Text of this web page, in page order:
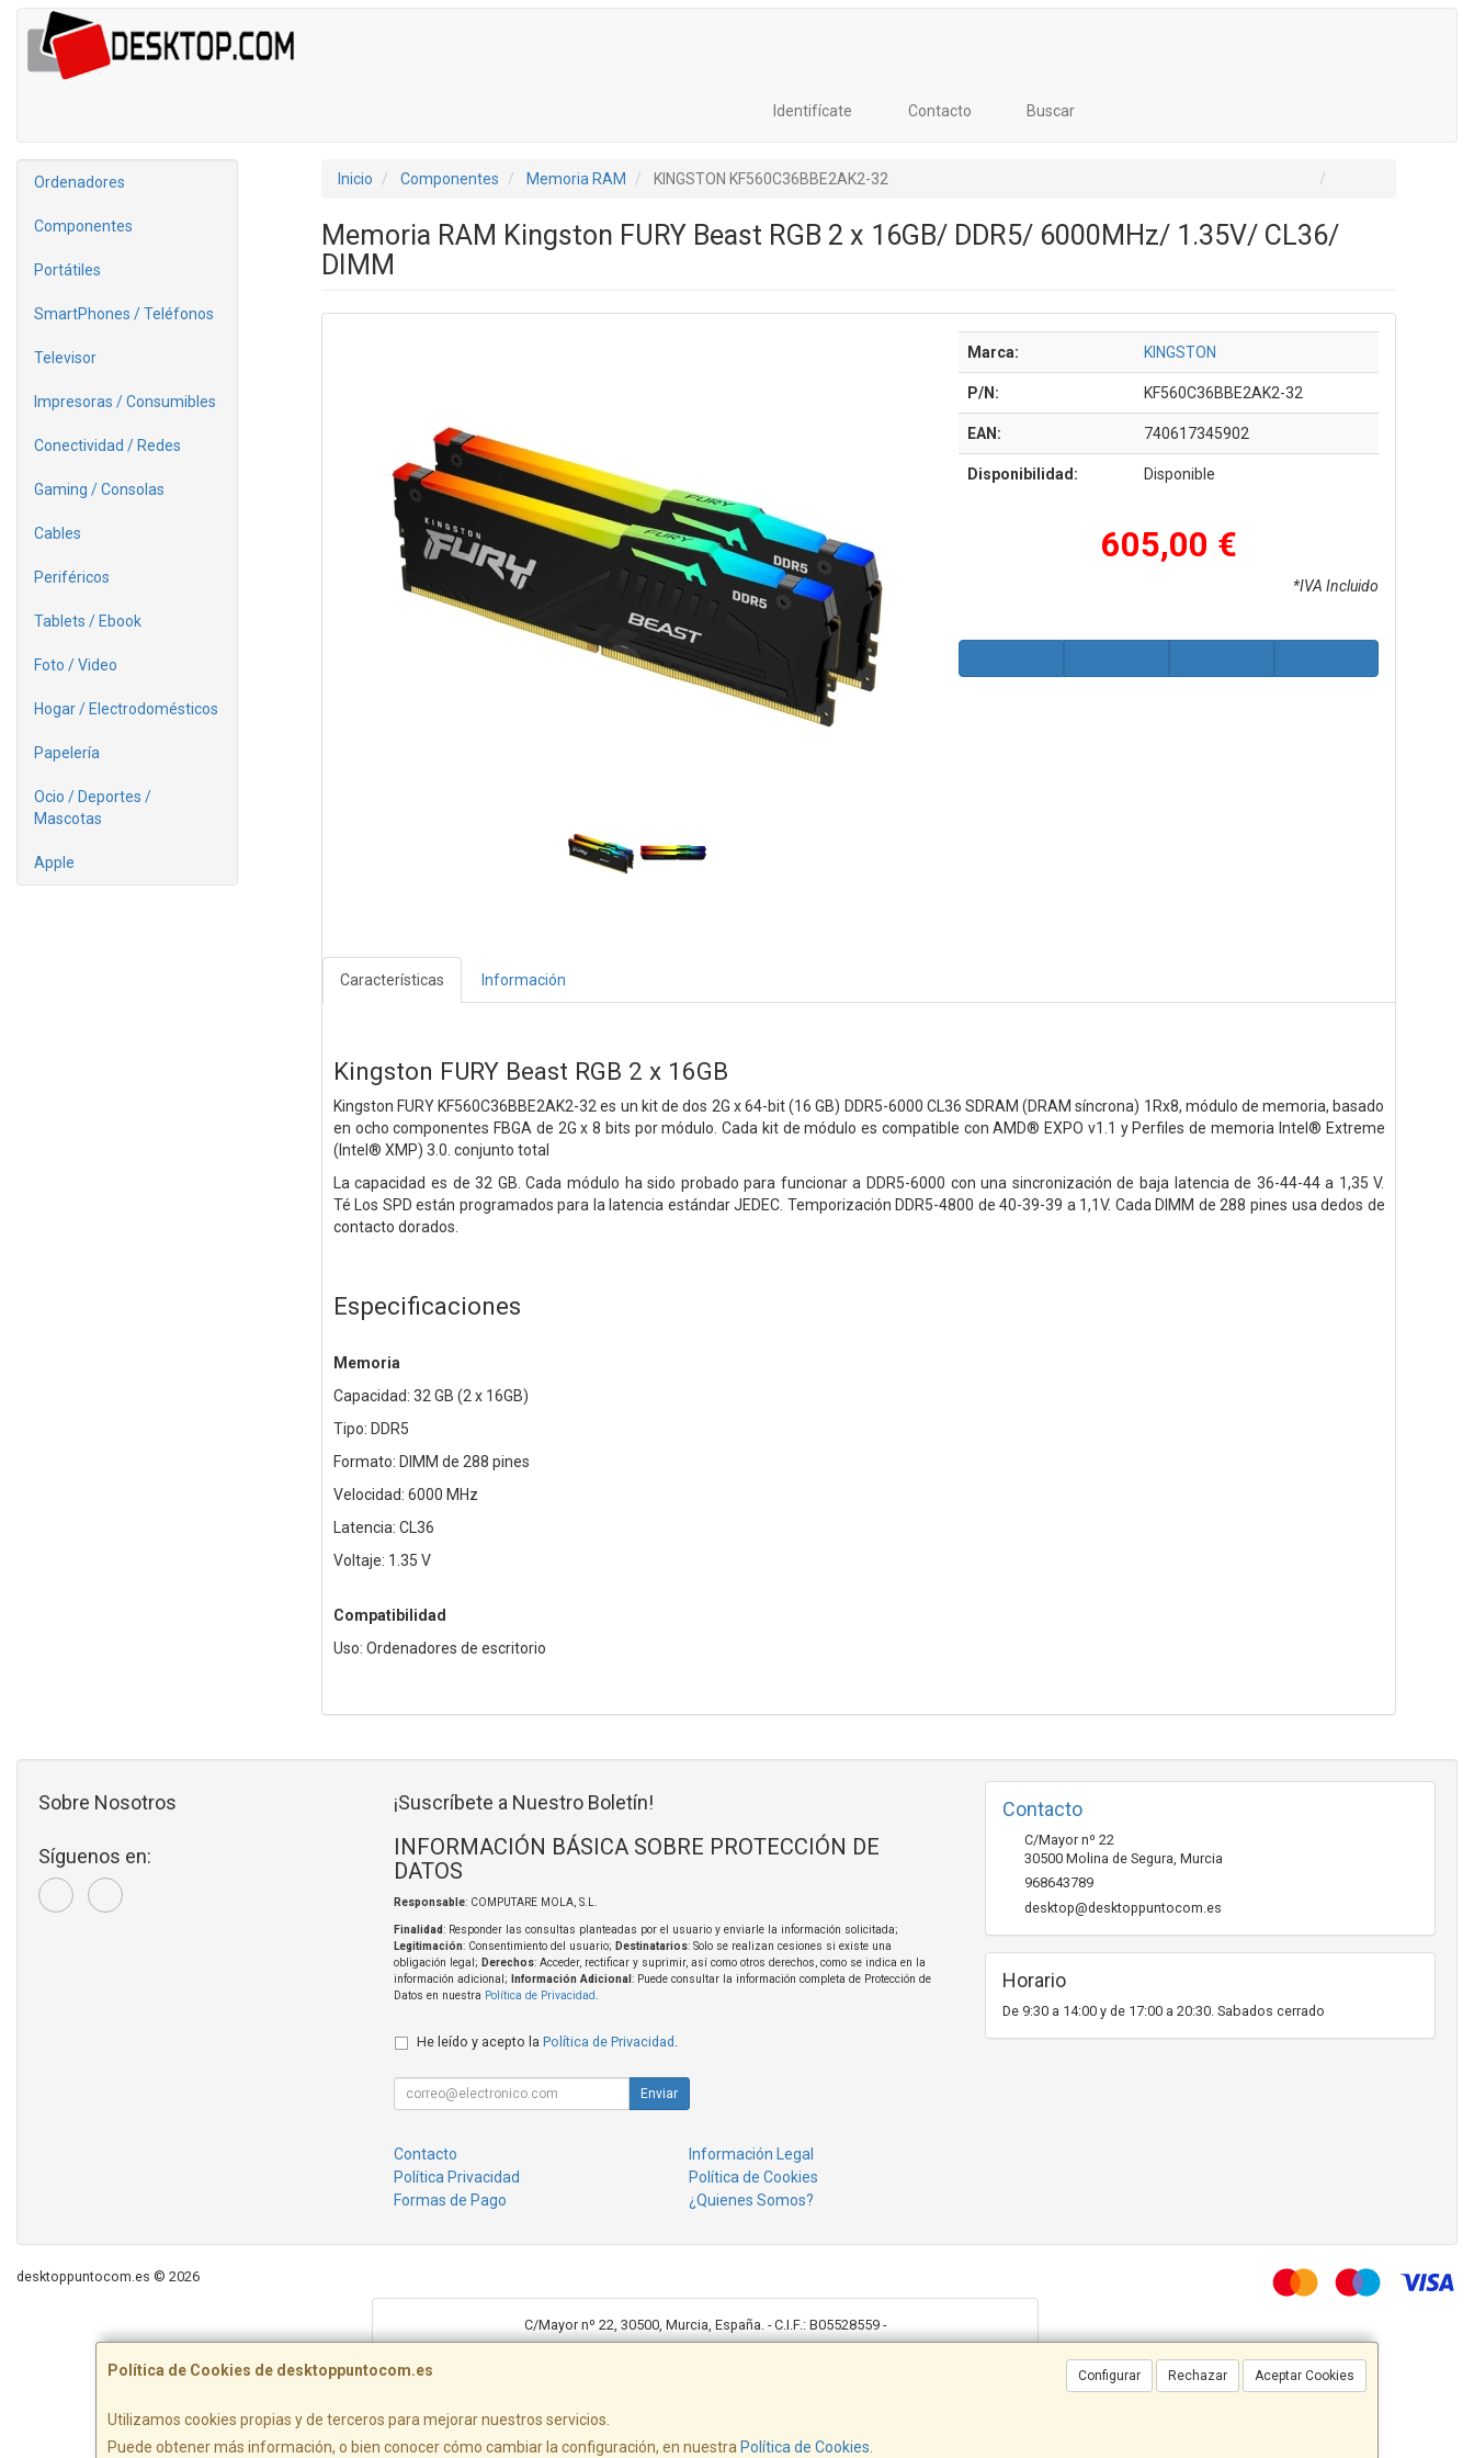
Identifícate Contacto Buscar
Ordenadores
Componentes
Portátiles
SmartPhones / Teléfonos
Televisor
Impresoras / Consumibles
Conectividad / Redes
Gaming / Consolas
Cables
Periféricos
Tablets / Ebook
Foto / Video
Hogar / Electrodomésticos
Papelería
Ocio / Deportes /
Mascotas
Apple
Inicio Componentes Memoria RAM KINGSTON KF560C36BBE2AK2-32
Memoria RAM Kingston FURY Beast RGB 2 x 16GB/ DDR5/ 6000MHz/ 1.35V/ CL36/
DIMM
Marca: KINGSTON
P/N: KF560C36BBE2AK2-32
EAN: 740617345902
Disponibilidad: Disponible
605,00 €
*IVA Incluido
Características Información
Kingston FURY Beast RGB 2 x 16GB
Kingston FURY KF560C36BBE2AK2-32 es un kit de dos 2G x 64-bit(16 GB) DDR5-6000 CL36 SDRAM (DRAM síncrona) 1Rx8, módulo de memoria, basado
en ocho componentes FBGA de 2G x 8 bits pormódulo. Cada kit de módulo es compatible con AMD® EXPO v1.1 y Perfiles de memoria Intel® Extreme
(Intel® XMP) 3.0. conjunto total
La capacidad es de 32 GB. Cada módulo ha sido probado para funcionar a DDR5-6000 con una sincronización de baja latencia de 36-44-44 a 1,35 V.
Té Los SPD están programados para la latencia estándar JEDEC. Temporización DDR5-4800 de 40-39-39 a 1,1V. Cada DIMM de 288 pines usa dedos de
contacto dorados.
Especificaciones
Memoria
Capacidad: 32 GB (2 x 16GB)
Tipo: DDR5
Formato: DIMM de 288 pines
Velocidad: 6000 MHz
Latencia: CL36
Voltaje: 1.35 V
Compatibilidad
Uso: Ordenadores de escritorio
Política de Cookies de desktoppuntocom.es Configurar Rechazar Aceptar Cookies
Utilizamos cookies propias y de terceros para mejorar nuestros servicios.
Puede obtener más información, o bien conocer cómo cambiar la configuración, en nuestra Política de Cookies
Sobre Nosotros
Síguenos en:
¡Suscríbete a Nuestro Boletín!
INFORMACIÓN BÁSICA SOBRE PROTECCIÓN DE
DATOS
Responsable: COMPUTARE MOLA, S.L.
Finalidad: Responder las consultas planteadas por el usuario y enviarle la información solicitada;
Legitimación: Consentimiento del usuario; Destinatarios: Solo se realizan cesiones si existe una
obligación legal; Derechos: Acceder, rectificar y suprimir, así como otros derechos, como se indica en la
información adicional;
Información Adicional : Puede consultar la información completa de Protección de
Datos en nuestra Política de Privacidad.
He leído y acepto la Política de Privacidad .
Enviar
Contacto
Información Legal
Política Privacidad
Política de Cookies
Formas de Pago
¿Quienes Somos?
Contacto
C/Mayor nº 22
30500 Molina de Segura, Murcia
968643789
desktop@desktoppuntocom.es
Horario
De 9:30 a 14:00 y de 17:00 a 20:30. Sabados cerrado
desktoppuntocom.es © 2026
C/Mayor nº 22, 30500, Murcia, España. - C.I.F.: B05528559 -